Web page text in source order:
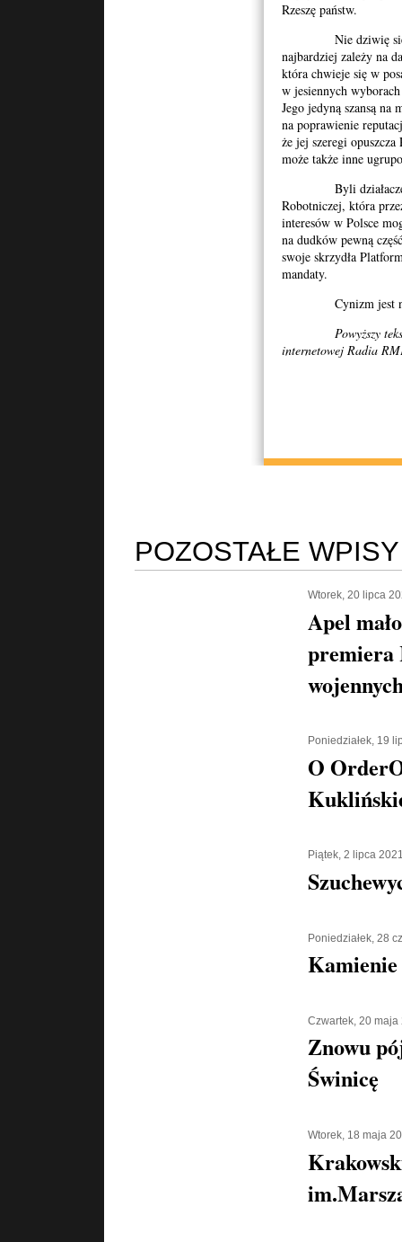
Rzeszę państw.
Nie dziwię się
najbardziej zależy na
która chwieje się w
w jesiennych
Jego jedyną szansą na
na poprawienie
że jej szeregi
może także inne
Byli działacze
Robotniczej, która
interesów w Polsce
na dudków pewną
swoje skrzydła
mandaty.
Cynizm jest
Powyższy
internetowej Radia
POZOSTAŁE WPISY
Wtorek, 20 lipca
Apel
premiera
Poniedziałek, 19
O
Piątek, 2 lipca
Poniedziałek, 28
Kamienie
Czwartek, 20 maja
Znowu
Świnicę
Wtorek, 18 maja